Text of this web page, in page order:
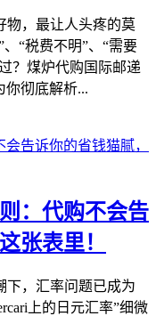
物，最让人头疼的莫
“税费不明”、“需要
？煤炉代购国际邮递
你彻底解析...
：代购不会告
张表里！
下，汇率问题已成为
上的日元汇率”细微